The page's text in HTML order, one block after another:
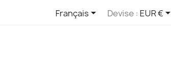
Français Devise : EUR €